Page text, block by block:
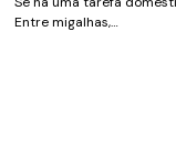
Entre migalhas,…